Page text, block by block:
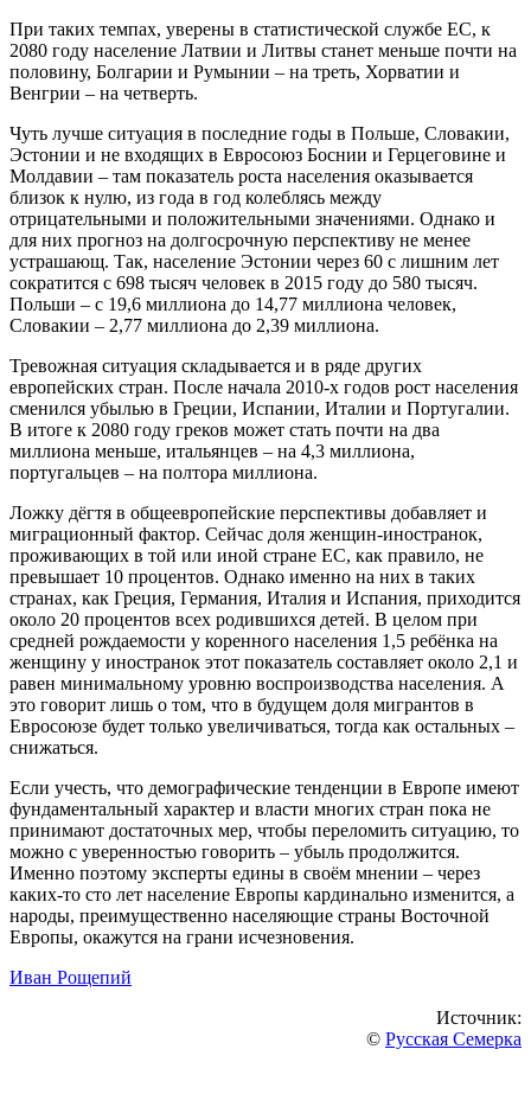
При таких темпах, уверены в статистической службе ЕС, к
2080 году население Латвии и Литвы станет меньше почти на
половину, Болгарии и Румынии – на треть, Хорватии и
Венгрии – на четверть.
Чуть лучше ситуация в последние годы в Польше, Словакии,
Эстонии и не входящих в Евросоюз Боснии и Герцеговине и
Молдавии – там показатель роста населения оказывается
близок к нулю, из года в год колеблясь между
отрицательными и положительными значениями. Однако и
для них прогноз на долгосрочную перспективу не менее
устрашающ. Так, население Эстонии через 60 с лишним лет
сократится с 698 тысяч человек в 2015 году до 580 тысяч.
Польши – с 19,6 миллиона до 14,77 миллиона человек,
Словакии – 2,77 миллиона до 2,39 миллиона.
Тревожная ситуация складывается и в ряде других
европейских стран. После начала 2010-х годов рост населения
сменился убылью в Греции, Испании, Италии и Португалии.
В итоге к 2080 году греков может стать почти на два
миллиона меньше, итальянцев – на 4,3 миллиона,
португальцев – на полтора миллиона.
Ложку дёгтя в общеевропейские перспективы добавляет и
миграционный фактор. Сейчас доля женщин-иностранок,
проживающих в той или иной стране ЕС, как правило, не
превышает 10 процентов. Однако именно на них в таких
странах, как Греция, Германия, Италия и Испания, приходится
около 20 процентов всех родившихся детей. В целом при
средней рождаемости у коренного населения 1,5 ребёнка на
женщину у иностранок этот показатель составляет около 2,1 и
равен минимальному уровню воспроизводства населения. А
это говорит лишь о том, что в будущем доля мигрантов в
Евросоюзе будет только увеличиваться, тогда как остальных –
снижаться.
Если учесть, что демографические тенденции в Европе имеют
фундаментальный характер и власти многих стран пока не
принимают достаточных мер, чтобы переломить ситуацию, то
можно с уверенностью говорить – убыль продолжится.
Именно поэтому эксперты едины в своём мнении – через
каких-то сто лет население Европы кардинально изменится, а
народы, преимущественно населяющие страны Восточной
Европы, окажутся на грани исчезновения.
Иван Рощепий
Источник:
© Русская Семерка